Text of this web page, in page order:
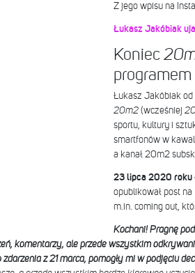
Z jego wpisu na
Łukasz Jakóbiak
Koniec
programem
Łukasz Jakóbiak od
20m2 (wcześniej
sportu, kultury i
smartfonów w
a kanał 20m2
23 lipca 2020 roku
opublikował post
m.in. coming out,
Kochani! Pragnę
komentarzy, ale przede wszystkim
z 21 marca, pomogły mi w podjęciu